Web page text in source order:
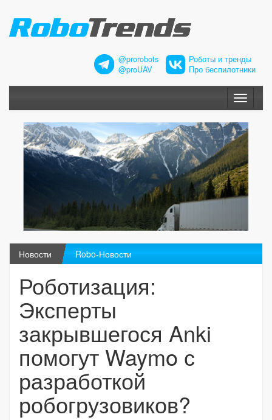
@prorobots
@proUAV
Роботы и тренды
Про беспилотники
Меню
Новости Robo-Новости
Роботизация:
Эксперты
закрывшегося Anki
помогут Waymo с
разработкой
робогрузовиков?